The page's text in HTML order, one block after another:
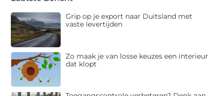
Grip op je export naar Duitsland met
vaste levertijden
Zo maak je van losse keuzes een interieur
dat klopt